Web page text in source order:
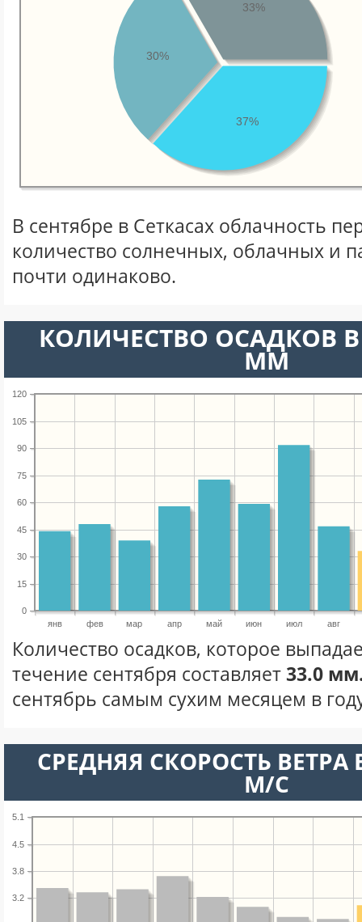
37%
30%
33%
В сентябре в Сеткасах облачность
количество солнечных, облачных и
почти одинаково.
КОЛИЧЕСТВО ОСАДКОВ В
ММ
янв фев мар апр май июн июл авг
0
15
30
45
60
75
90
105
120
Количество осадков, которое
течение сентября составляет33.0
сентябрь самым сухим месяцем в
СРЕДНЯЯ СКОРОСТЬ ВЕТРА
М/С
3.2
3.8
4.5
5.1